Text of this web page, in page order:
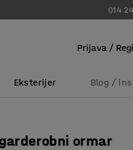
014
Prijava /
Eksterijer Blog /
ormar